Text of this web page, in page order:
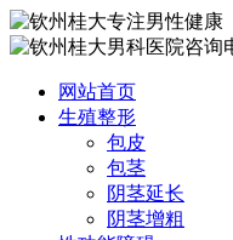
网站首页
生殖整形
包皮
包茎
阴茎延长
阴茎增粗